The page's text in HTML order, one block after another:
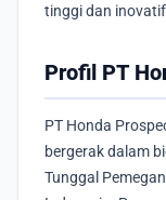
tinggi dan
Profil PT
PT Honda
bergerak dalam
Tunggal